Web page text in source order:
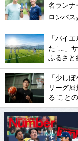
名ランナ
ロンパス
「バイ
た”…」
ふるさと
「少し
リーグ屈
る”こと